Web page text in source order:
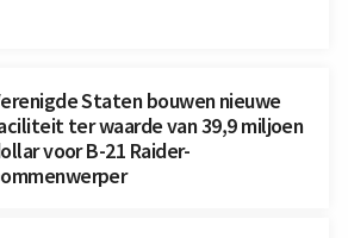
Staten bouwen nieuwe
ter waarde van 39,9 miljoen
voor B-21 Raider-